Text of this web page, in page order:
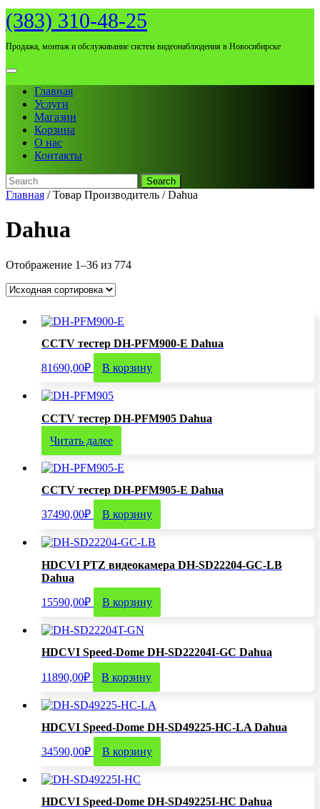
Skip
to
(383) 310-48-25
Продажа, монтаж и обслуживание систем видеонаблюдения в Новосибирске
Open
MenuГлавная
Услуги
Магазин
Корзина
О нас
Контакты
Search
for:
Close
Главная / Товар Производитель / Dahua
Dahua
Отображение 1–36 из 774
CCTV тестер DH-PFM900-E Dahua
81690,00₽ В корзину
CCTV тестер DH-PFM905 Dahua
Читать далее
CCTV тестер DH-PFM905-E Dahua
37490,00₽ В корзину
HDCVI PTZ видеокамера DH-SD22204-GC-LB
Dahua
15590,00₽ В корзину
HDCVI Speed-Dome DH-SD22204I-GC Dahua
11890,00₽ В корзину
HDCVI Speed-Dome DH-SD49225-HC-LA Dahua
34590,00₽ В корзину
HDCVI Speed-Dome DH-SD49225I-HC Dahua